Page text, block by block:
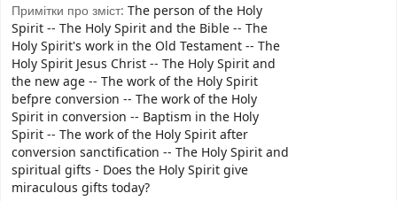
Примітки про зміст: The person of the Holy
Spirit -- The Holy Spirit and the Bible -- The
Holy Spirit's work in the Old Testament -- The
Holy Spirit Jesus Christ -- The Holy Spirit and
the new age -- The work of the Holy Spirit
befpre conversion -- The work of the Holy
Spirit in conversion -- Baptism in the Holy
Spirit -- The work of the Holy Spirit after
conversion sanctification -- The Holy Spirit and
spiritual gifts - Does the Holy Spirit give
miraculous gifts today?